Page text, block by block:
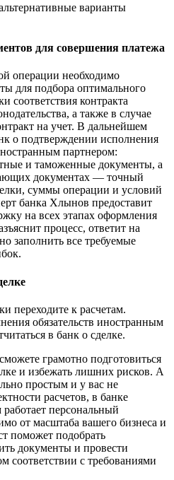
варианты
для совершения платежа
операции необходимо
для подбора оптимального
соответствия контракта
а также в случае
на учет. В дальнейшем
о подтверждении исполнения
партнером:
и таможенные документы, а
документах — точный
суммы операции и условий
банка Хлынов предоставит
на всех этапах оформления
процесс, ответит на
заполнить все требуемые
переходите к расчетам.
обязательств иностранным
в банк о сделке.
грамотно подготовиться
и избежать лишних рисков. А
простым и у вас не
расчетов, в банке
персональный
от масштаба вашего бизнеса и
поможет подобрать
документы и провести
соответствии с требованиями